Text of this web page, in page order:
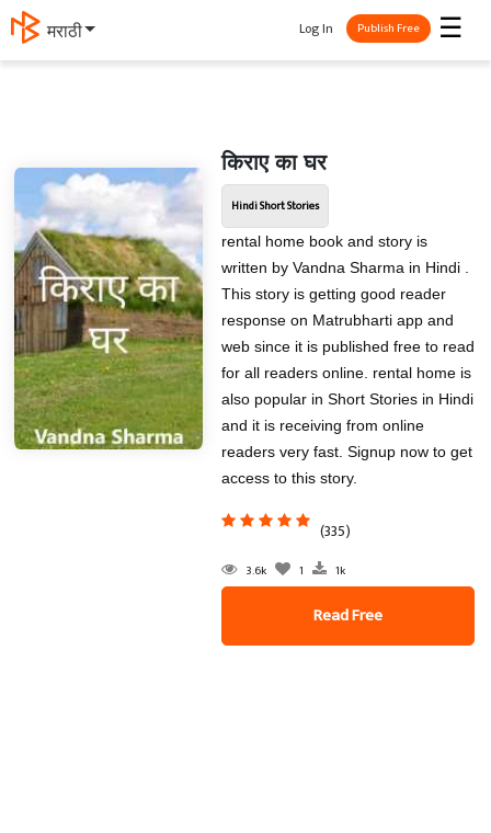
मराठी ☰
Log In Publish Free
किराए का घर
Hindi Short Stories
rental home book and story is
written by Vandna Sharma in Hindi .
This story is getting good reader
response on Matrubharti app and
web since it is published free to read
for all readers online. rental home is
also popular in Short Stories in Hindi
and it is receiving from online
readers very fast. Signup now to get
access to this story.
(335)
3.6k 1 1k
Read Free